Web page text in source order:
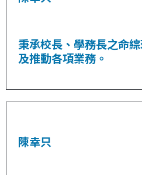
秉承校長、學務長之命
及推動各項業務。
陳幸只